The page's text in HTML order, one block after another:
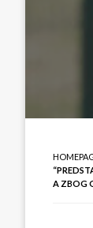
A ZBOG